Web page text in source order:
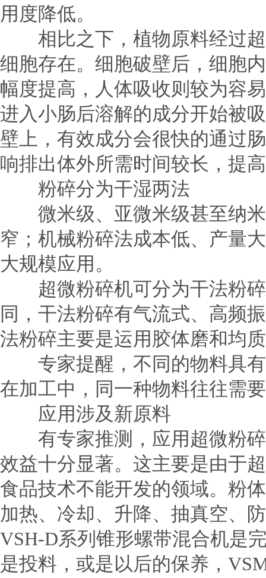
用度降低。
相比之下，植物原料经过超
细胞存在。细胞破壁后，细胞
幅度提高，人体吸收则较为容
进入小肠后溶解的成分开始被
壁上，有效成分会很快的通过
响排出体外所需时间较长，提
粉碎分为干湿两法
微米级、亚微米级甚至纳米
窄；机械粉碎法成本低、产量
大规模应用。
超微粉碎机可分为干法粉
同，干法粉碎有气流式、高频
法粉碎主要是运用胶体磨和均
专家提醒，不同的物料具有
在加工中，同一种物料往往需
应用涉及新原料
有专家推测，应用超微粉碎
效益十分显著。这主要是由于
食品技术不能开发的领域。粉
加热、冷却、升降、抽真空、
VSH-D系列锥形螺带混合机是
是投料，或是以后的保养，